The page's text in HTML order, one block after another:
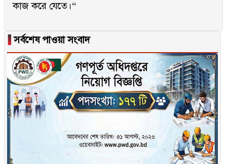
কাজ করে যেতে।“
▐সর্বশেষ পাওয়া সংবাদ